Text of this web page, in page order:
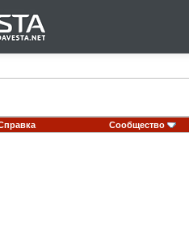
Сообщество